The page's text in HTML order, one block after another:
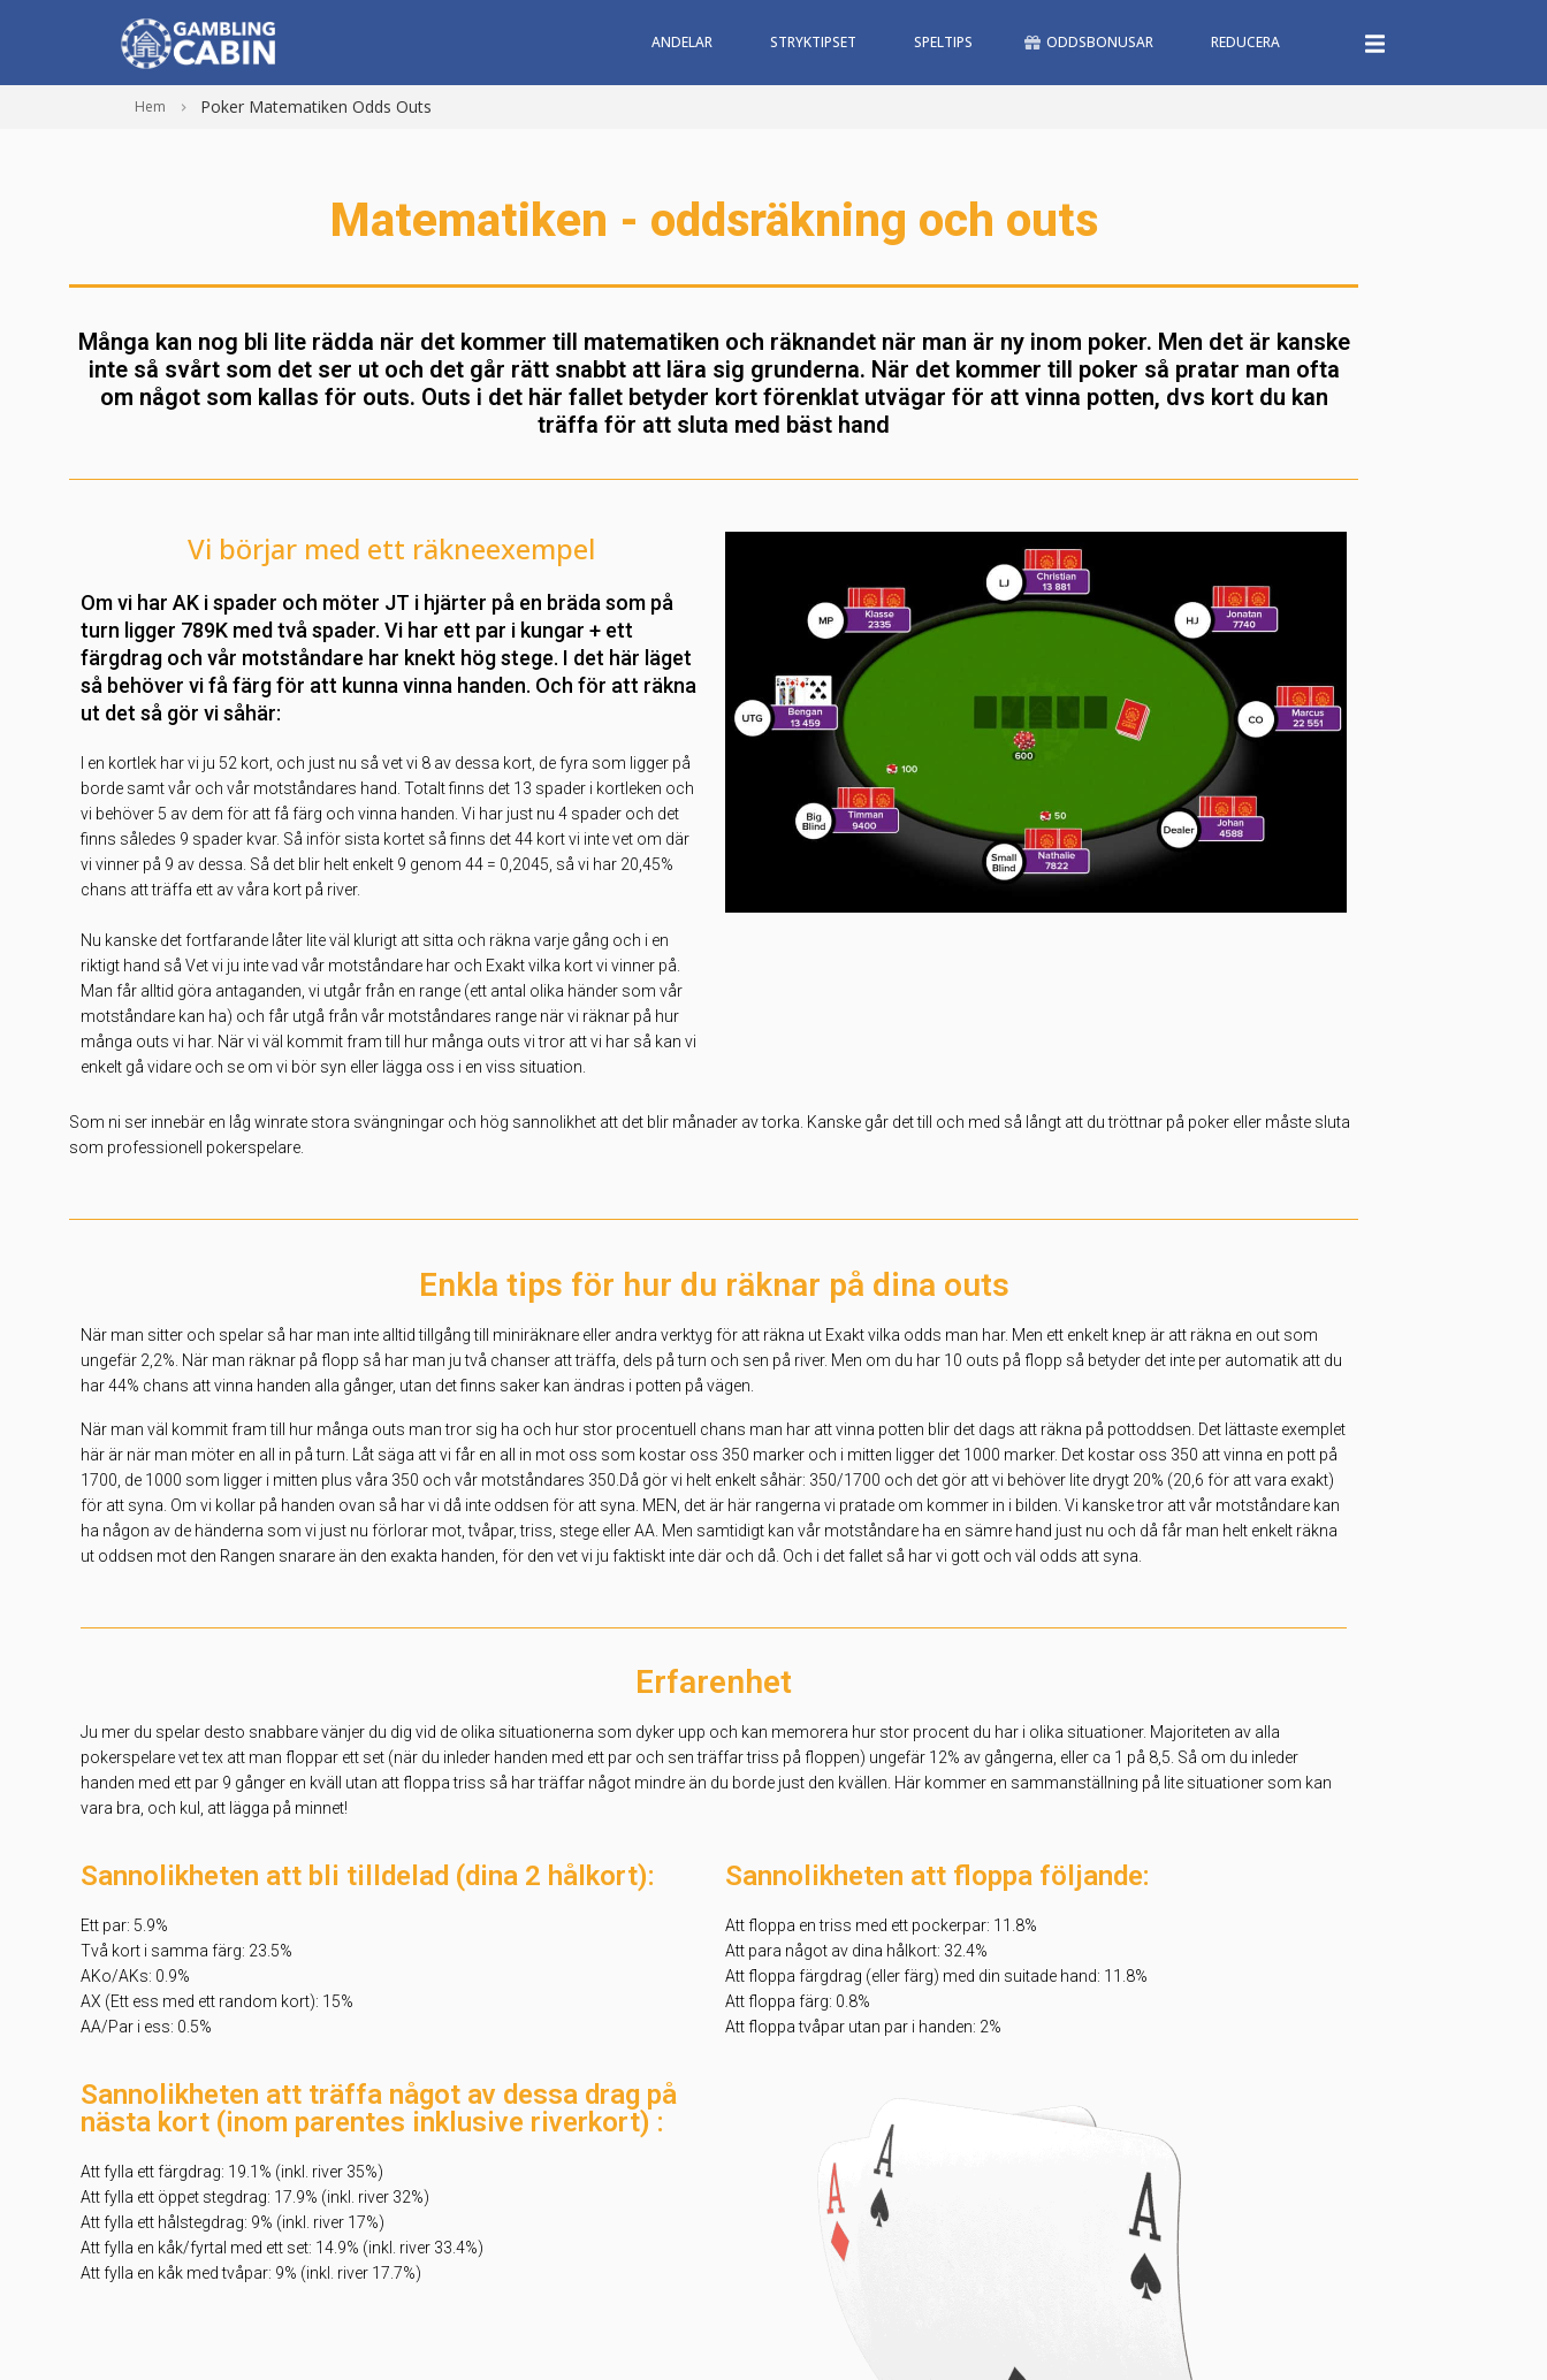
ANDELAR STRYKTIPSET SPELTIPS ODDSBONUSAR REDUCERA
Hem Poker Matematiken Odds Outs
Matematiken - oddsräkning och outs
Många kan nog bli lite rädda när det kommer till matematiken och räknandet när man är ny inom poker. Men det är kanske
inte så svårt som det ser ut och det går rätt snabbt att lära sig grunderna. När det kommer till poker så pratar man ofta
om något som kallas för outs. Outs i det här fallet betyder kort förenklat utvägar för att vinna potten, dvs kort du kan
träffa för att sluta med bäst hand
Vi börjar med ett räkneexempel
Om vi har AK i spader och möter JT i hjärter på en bräda som på
turn ligger 789K med två spader. Vi har ett par i kungar + ett
färgdrag och vår motståndare har knekt hög stege. I det här läget
så behöver vi få färg för att kunna vinna handen. Och för att räkna
ut det så gör vi såhär:
I en kortlek har vi ju 52 kort, och just nu så vet vi 8 av dessa kort, de fyra som ligger på
borde samt vår och vår motståndares hand. Totalt finns det 13 spader i kortleken och
vi behöver 5 av dem för att få färg och vinna handen. Vi har just nu 4 spader och det
finns således 9 spader kvar. Så inför sista kortet så finns det 44 kort vi inte vet om där
vi vinner på 9 av dessa. Så det blir helt enkelt 9 genom 44 = 0,2045, så vi har 20,45%
chans att träffa ett av våra kort på river.
Nu kanske det fortfarande låter lite väl klurigt att sitta och räkna varje gång och i en
riktigt hand så Vet vi ju inte vad vår motståndare har och Exakt vilka kort vi vinner på.
Man får alltid göra antaganden, vi utgår från en range (ett antal olika händer som vår
motståndare kan ha) och får utgå från vår motståndares range när vi räknar på hur
många outs vi har. När vi väl kommit fram till hur många outs vi tror att vi har så kan vi
enkelt gå vidare och se om vi bör syn eller lägga oss i en viss situation.
Som ni ser innebär en låg winrate stora svängningar och hög sannolikhet att det blir månader av torka. Kanske går det till och med så långt att du tröttnar på poker eller måste sluta
som professionell pokerspelare.
Enkla tips för hur du räknar på dina outs
När man sitter och spelar så har man inte alltid tillgång till miniräknare eller andra verktyg för att räkna ut Exakt vilka odds man har. Men ett enkelt knep är att räkna en out som
ungefär 2,2%. När man räknar på flopp så har man ju två chanser att träffa, dels på turn och sen på river. Men om du har 10 outs på flopp så betyder det inte per automatik att du
har 44% chans att vinna handen alla gånger, utan det finns saker kan ändras i potten på vägen.
När man väl kommit fram till hur många outs man tror sig ha och hur stor procentuell chans man har att vinna potten blir det dags att räkna på pottoddsen. Det lättaste exemplet
här är när man möter en all in på turn. Låt säga att vi får en all in mot oss som kostar oss 350 marker och i mitten ligger det 1000 marker. Det kostar oss 350 att vinna en pott på
1700, de 1000 som ligger i mitten plus våra 350 och vår motståndares 350.Då gör vi helt enkelt såhär: 350/1700 och det gör att vi behöver lite drygt 20% (20,6 för att vara exakt)
för att syna. Om vi kollar på handen ovan så har vi då inte oddsen för att syna. MEN, det är här rangerna vi pratade om kommer in i bilden. Vi kanske tror att vår motståndare kan
ha någon av de händerna som vi just nu förlorar mot, tvåpar, triss, stege eller AA. Men samtidigt kan vår motståndare ha en sämre hand just nu och då får man helt enkelt räkna
ut oddsen mot den Rangen snarare än den exakta handen, för den vet vi ju faktiskt inte där och då. Och i det fallet så har vi gott och väl odds att syna.
Erfarenhet
Ju mer du spelar desto snabbare vänjer du dig vid de olika situationerna som dyker upp och kan memorera hur stor procent du har i olika situationer. Majoriteten av alla
pokerspelare vet tex att man floppar ett set (när du inleder handen med ett par och sen träffar triss på floppen) ungefär 12% av gångerna, eller ca 1 på 8,5. Så om du inleder
handen med ett par 9 gånger en kväll utan att floppa triss så har träffar något mindre än du borde just den kvällen. Här kommer en sammanställning på lite situationer som kan
vara bra, och kul, att lägga på minnet!
Sannolikheten att bli tilldelad (dina 2 hålkort):
Ett par: 5.9%
Två kort i samma färg: 23.5%
AKo/AKs: 0.9%
AX (Ett ess med ett random kort): 15%
AA/Par i ess: 0.5%
Sannolikheten att träffa något av dessa drag på
nästa kort (inom parentes inklusive riverkort) :
Att fylla ett färgdrag: 19.1% (inkl. river 35%)
Att fylla ett öppet stegdrag: 17.9% (inkl. river 32%)
Att fylla ett hålstegdrag: 9% (inkl. river 17%)
Att fylla en kåk/fyrtal med ett set: 14.9% (inkl. river 33.4%)
Att fylla en kåk med tvåpar: 9% (inkl. river 17.7%)
Sannolikheten att floppa följande:
Att floppa en triss med ett pockerpar: 11.8%
Att para något av dina hålkort: 32.4%
Att floppa färgdrag (eller färg) med din suitade hand: 11.8%
Att floppa färg: 0.8%
Att floppa tvåpar utan par i handen: 2%